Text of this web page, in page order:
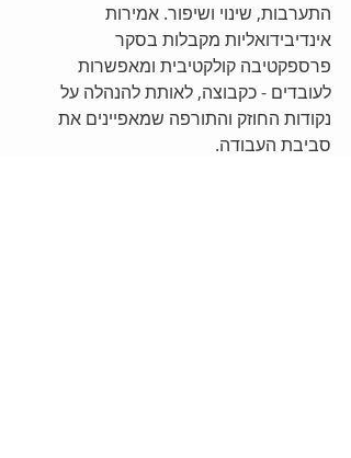
התערבות, שינוי ושיפור. אמירות
אינדיבידואליות מקבלות בסקר
פרספקטיבה קולקטיבית ומאפשרות
לעובדים - כקבוצה, לאותת להנהלה על
נקודות החוזק והתורפה שמאפיינים את
סביבת העבודה.